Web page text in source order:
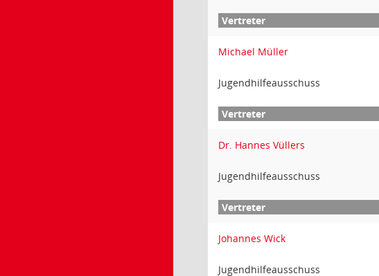
Michael Müller
Jugendhilfeausschuss
Dr. Hannes Vüllers
Jugendhilfeausschuss
Johannes Wick
Jugendhilfeausschuss